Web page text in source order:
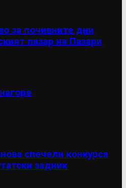
за почивните дни
пазар на Пазари
спечели конкурса
задник